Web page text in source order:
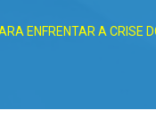
ENFRENTAR A CRISE